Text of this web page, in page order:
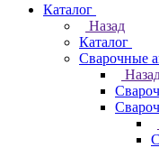
Каталог
Назад
Каталог
Сварочные